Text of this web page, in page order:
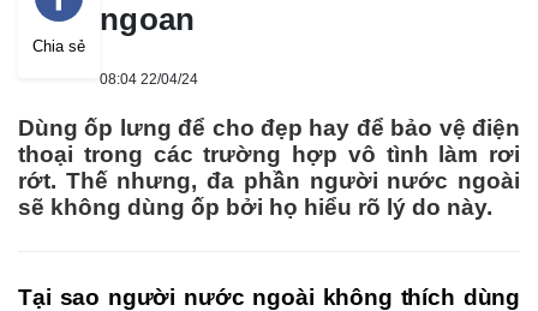
Chia sẻ
ngoan
08:04 22/04/24
Dùng ốp lưng để cho đẹp hay để bảo vệ điện
thoại trong các trường hợp vô tình làm rơi
rớt. Thế nhưng, đa phần người nước ngoài
sẽ không dùng ốp bởi họ hiểu rõ lý do này.
Tại sao người nước ngoài không thích dùng